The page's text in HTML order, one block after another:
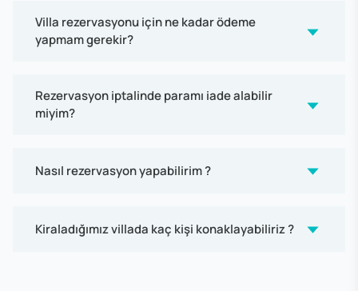
Villa rezervasyonu için ne kadar ödeme
yapmam gerekir?
Rezervasyon iptalinde paramı iade alabilir
miyim?
Nasıl rezervasyon yapabilirim ?
Kiraladığımız villada kaç kişi konaklayabiliriz ?